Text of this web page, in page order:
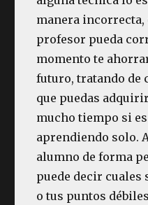
manera incorrecta,
profesor pueda
momento te
futuro, tratando de
que puedas
mucho tiempo si es
aprendiendo solo.
alumno de forma
puede decir cuales
o tus puntos